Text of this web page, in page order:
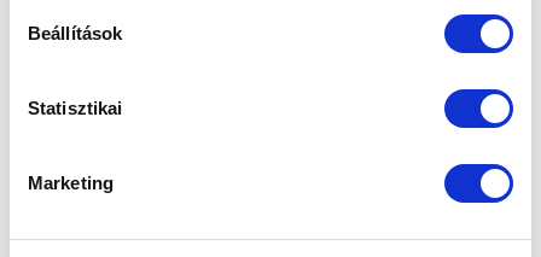
Beállítások
Statisztikai
Marketing